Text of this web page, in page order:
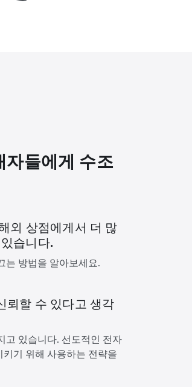
자들에게 수조
외 상점에게서 더 많
습니다.
는 방법을 알아보세요.
뢰할 수 있다고 생각
고 있습니다. 선도적인 전자
기 위해 사용하는 전략을